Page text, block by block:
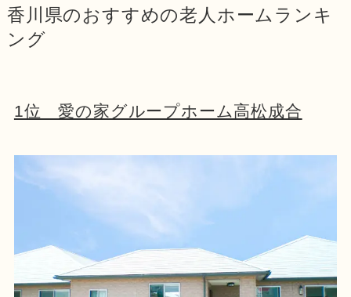
香川県のおすすめの老人ホームランキ
ング
1位 愛の家グループホーム高松成合